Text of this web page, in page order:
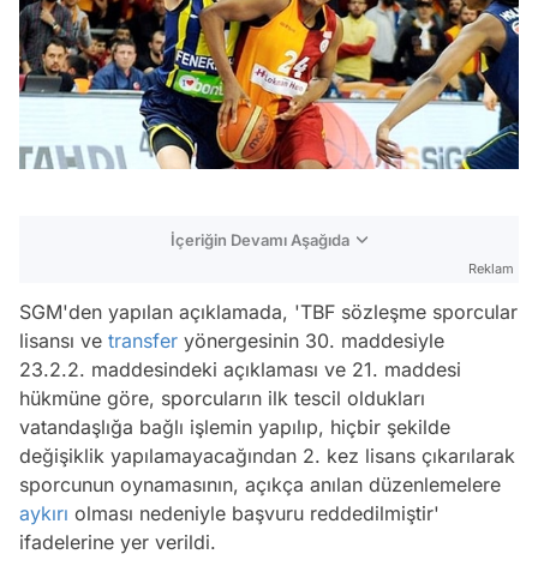
İçeriğin Devamı Aşağıda
Reklam
SGM'den yapılan açıklamada, 'TBF sözleşme sporcular
lisansı ve transfer yönergesinin 30. maddesiyle
23.2.2. maddesindeki açıklaması ve 21. maddesi
hükmüne göre, sporcuların ilk tescil oldukları
vatandaşlığa bağlı işlemin yapılıp, hiçbir şekilde
değişiklik yapılamayacağından 2. kez lisans çıkarılarak
sporcunun oynamasının, açıkça anılan düzenlemelere
aykırı olması nedeniyle başvuru reddedilmiştir'
ifadelerine yer verildi.